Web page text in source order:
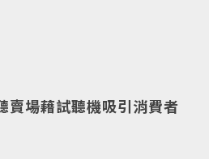
賣場藉試聽機吸引消費者